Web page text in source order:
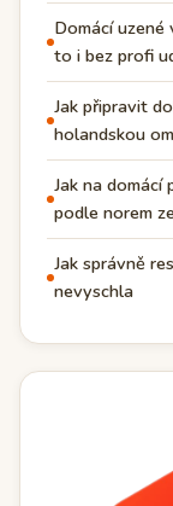
Domácí uzené
to i bez profi
Jak připravit
holandskou
Jak na
podle norem
Jak správně
nevyschla